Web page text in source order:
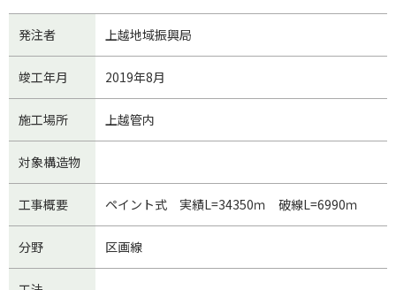
発注者 上越地域振興局
竣工年月 2019年8月
施工場所 上越管内
対象構造物
工事概要 ペイント式 実績L=34350ｍ 破線L=6990ｍ
分野 区画線